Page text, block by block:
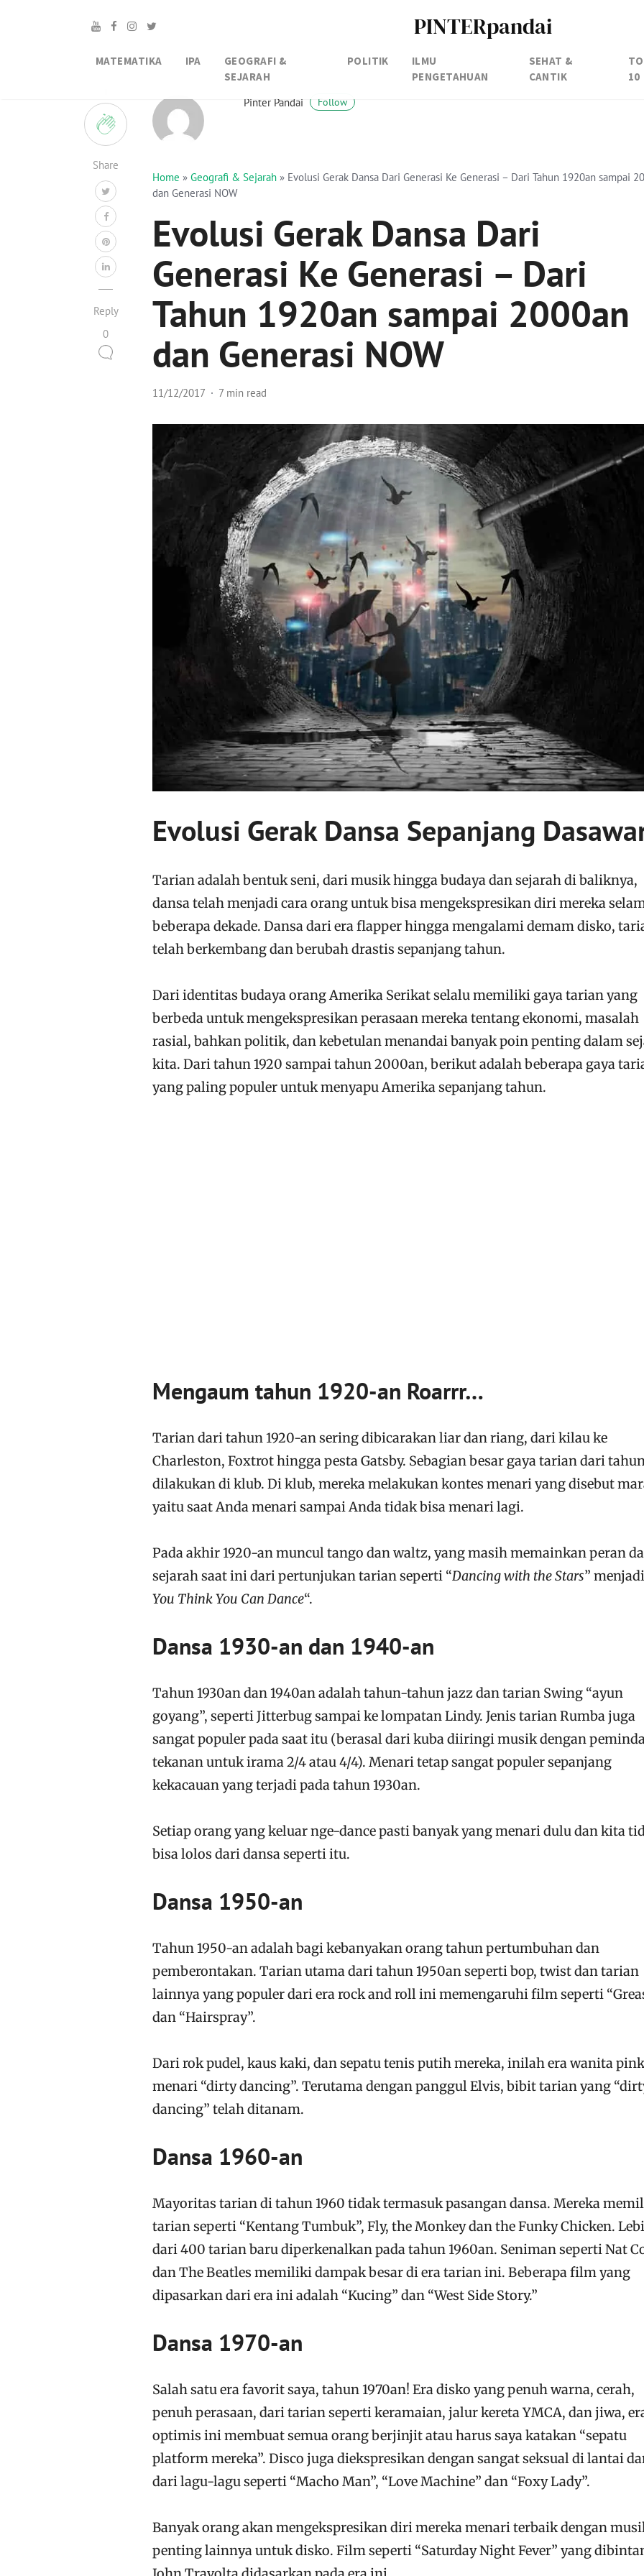
PINTERpandai
MATEMATIKA IPA
GEOGRAFI &
SEJARAH
POLITIK
ILMU
PENGETAHUAN
SEHAT &
CANTIK
10
Share
Reply
0
Pinter Pandai Follow
Home » Geografi & Sejarah » Evolusi Gerak Dansa Dari Generasi Ke Generasi – Dari Tahun 1920an sampai
dan Generasi NOW
Evolusi Gerak Dansa Dari
Generasi Ke Generasi – Dari
Tahun 1920an sampai 2000an
dan Generasi NOW
11/12/2017 7 min read
Evolusi Gerak Dansa Sepanjang
Tarian adalah bentuk seni, dari musik hingga budaya dan sejarah di baliknya,
dansa telah menjadi cara orang untuk bisa mengekspresikan diri mereka
beberapa dekade. Dansa dari era flapper hingga mengalami demam disko,
telah berkembang dan berubah drastis sepanjang tahun.
Dari identitas budaya orang Amerika Serikat selalu memiliki gaya tarian yang
berbeda untuk mengekspresikan perasaan mereka tentang ekonomi, masalah
rasial, bahkan politik, dan kebetulan menandai banyak poin penting dalam
kita. Dari tahun 1920 sampai tahun 2000an, berikut adalah beberapa gaya
yang paling populer untuk menyapu Amerika sepanjang tahun.
Mengaum tahun 1920-an Roarrr…
Tarian dari tahun 1920-an sering dibicarakan liar dan riang, dari kilau ke
Charleston, Foxtrot hingga pesta Gatsby. Sebagian besar gaya tarian dari
dilakukan di klub. Di klub, mereka melakukan kontes menari yang disebut
yaitu saat Anda menari sampai Anda tidak bisa menari lagi.
Pada akhir 1920-an muncul tango dan waltz, yang masih memainkan peran
sejarah saat ini dari pertunjukan tarian seperti “Dancing with the Stars”
You Think You Can Dance“.
Dansa 1930-an dan 1940-an
Tahun 1930an dan 1940an adalah tahun-tahun jazz dan tarian Swing “ayun
goyang”, seperti Jitterbug sampai ke lompatan Lindy. Jenis tarian Rumba juga
sangat populer pada saat itu (berasal dari kuba diiringi musik dengan
tekanan untuk irama 2/4 atau 4/4). Menari tetap sangat populer sepanjang
kekacauan yang terjadi pada tahun 1930an.
Setiap orang yang keluar nge-dance pasti banyak yang menari dulu dan kita
bisa lolos dari dansa seperti itu.
Dansa 1950-an
Tahun 1950-an adalah bagi kebanyakan orang tahun pertumbuhan dan
pemberontakan. Tarian utama dari tahun 1950an seperti bop, twist dan tarian
lainnya yang populer dari era rock and roll ini memengaruhi film seperti
dan “Hairspray”.
Dari rok pudel, kaus kaki, dan sepatu tenis putih mereka, inilah era wanita
menari “dirty dancing”. Terutama dengan panggul Elvis, bibit tarian yang
dancing” telah ditanam.
Dansa 1960-an
Mayoritas tarian di tahun 1960 tidak termasuk pasangan dansa. Mereka
tarian seperti “Kentang Tumbuk”, Fly, the Monkey dan the Funky Chicken.
dari 400 tarian baru diperkenalkan pada tahun 1960an. Seniman seperti Nat
dan The Beatles memiliki dampak besar di era tarian ini. Beberapa film yang
dipasarkan dari era ini adalah “Kucing” dan “West Side Story.”
Dansa 1970-an
Salah satu era favorit saya, tahun 1970an! Era disko yang penuh warna, cerah,
penuh perasaan, dari tarian seperti keramaian, jalur kereta YMCA, dan jiwa,
optimis ini membuat semua orang berjinjit atau harus saya katakan “sepatu
platform mereka”. Disco juga diekspresikan dengan sangat seksual di lantai
dari lagu-lagu seperti “Macho Man”, “Love Machine” dan “Foxy Lady”.
Banyak orang akan mengekspresikan diri mereka menari terbaik dengan
penting lainnya untuk disko. Film seperti “Saturday Night Fever” yang